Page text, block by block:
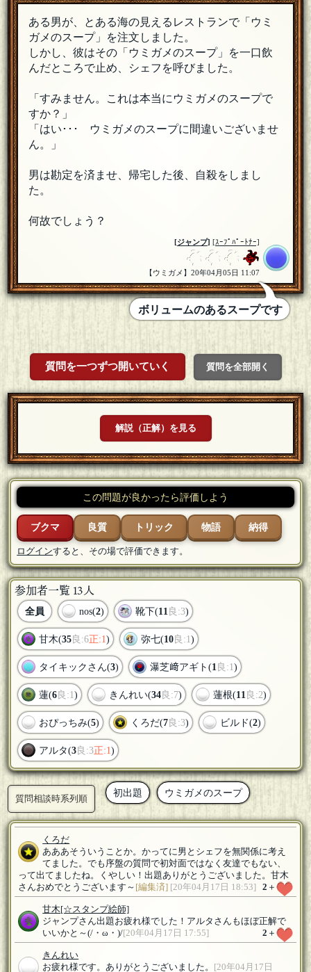
ある男が、とある海の見えるレストランで「ウミ
ガメのスープ」を注文しました。
しかし、彼はその「ウミガメのスープ」を一口飲
んだところで止め、シェフを呼びました。
「すみません。これは本当にウミガメのスープで
すか？」
「はい･･･ ウミガメのスープに間違いございませ
ん。」
男は勘定を済ませ、帰宅した後、自殺をしまし
た。
何故でしょう？
[ジャンプ] [ｽｰﾌﾟﾊﾟｰﾄﾅｰ]
【ウミガメ】20年04月05日 11:07
ボリュームのあるスープです
質問を一つずつ開いていく 質問を全部開く
解説（正解）を見る
この問題が良かったら評価しよう
ブクマ 良質 トリック 物語 納得
ログインすると、その場で評価できます。
参加者一覧 13人
全員 nos(2) 靴下(11良:3)
甘木(35良:6正:1) 弥七(10良:1)
タイキックさん(3) 瀑芝﨑アギト(1良:1)
蓮(6良:1) きんれい(34良:7) 蓮根(11良:2)
おぴっちみ(5) くろだ(7良:3) ビルド(2)
アルタ(3良:3正:1)
質問相談時系列順
初出題 ウミガメのスープ
くろだ
あああそういうことか。かってに男とシェフを無関係に考え
てました。でも序盤の質問で初対面ではなく友達でもない、
って出てましたね。くやしい！出題ありがとうございました。甘木
さんおめでとうございます～ [編集済] [20年04月17日 18:53] 2 ＋
甘木 [☆スタンプ絵師]
ジャンプさん出題お疲れ様でした！アルタさんもほぼ正解で
いいかと～(/・ω・)/[20年04月17日 17:55] 2 ＋
きんれい
お疲れ様です。ありがとうございました。
[20年04月17日